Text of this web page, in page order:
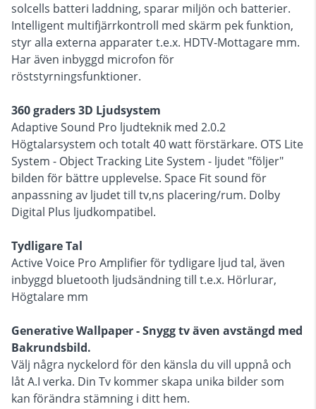
solcells batteri laddning, sparar miljön och batterier.
Intelligent multifjärrkontroll med skärm pek funktion,
styr alla externa apparater t.e.x. HDTV-Mottagare mm.
Har även inbyggd microfon för
röststyrningsfunktioner.
360 graders 3D Ljudsystem
Adaptive Sound Pro ljudteknik med 2.0.2
Högtalarsystem och totalt 40 watt förstärkare. OTS Lite
System - Object Tracking Lite System - ljudet "följer"
bilden för bättre upplevelse. Space Fit sound för
anpassning av ljudet till tv,ns placering/rum. Dolby
Digital Plus ljudkompatibel.
Tydligare Tal
Active Voice Pro Amplifier för tydligare ljud tal, även
inbyggd bluetooth ljudsändning till t.e.x. Hörlurar,
Högtalare mm
Generative Wallpaper - Snygg tv även avstängd med
Bakrundsbild.
Välj några nyckelord för den känsla du vill uppnå och
låt A.I verka. Din Tv kommer skapa unika bilder som
kan förändra stämning i ditt hem.